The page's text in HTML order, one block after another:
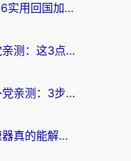
香港翻墙大陆不用愁？2026实用回国加速器指南：从选到用一步到位
穿梭和番茄哪个好？海外党亲测：这3点帮你选对回国加速器
穿梭和九州连好用吗？海外党亲测：3步选对回国加速器，无缝刷国内剧玩国服
海外党必看：苹果免费加速器真的能解决回国访问难题吗？附实测对比与全平台方案